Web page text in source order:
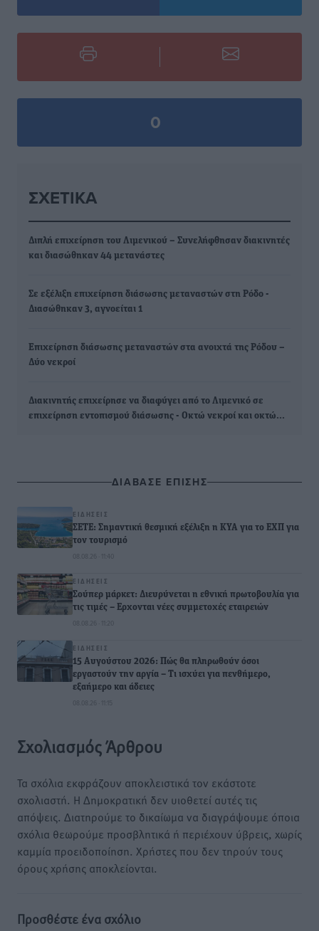
0
ΣΧΕΤΙΚΆ
Διπλή επιχείρηση του Λιμενικού – Συνελήφθησαν διακινητές
και διασώθηκαν 44 μετανάστες
Σε εξέλιξη επιχείρηση διάσωσης μεταναστών στη Ρόδο -
Διασώθηκαν 3, αγνοείται 1
Επιχείρηση διάσωσης μεταναστών στα ανοιχτά της Ρόδου –
Δύο νεκροί
Διακινητής επιχείρησε να διαφύγει από το Λιμενικό σε
επιχείρηση εντοπισμού διάσωσης - Οκτώ νεκροί και οκτώ…
ΔΙΑΒΑΣΕ ΕΠΙΣΗΣ
ΕΙΔΉΣΕΙΣ
ΣΕΤΕ: Σημαντική θεσμική εξέλιξη η ΚΥΑ για το ΕΧΠ για
τον τουρισμό
08.08.26 · 11:40
ΕΙΔΉΣΕΙΣ
Σούπερ μάρκετ: Διευρύνεται η εθνική πρωτοβουλία για
τις τιμές – Eρχονται νέες συμμετοχές εταιρειών
08.08.26 · 11:20
ΕΙΔΉΣΕΙΣ
15 Αυγούστου 2026: Πώς θα πληρωθούν όσοι
εργαστούν την αργία – Τι ισχύει για πενθήμερο,
εξαήμερο και άδειες
08.08.26 · 11:15
Σχολιασμός Άρθρου
Τα σχόλια εκφράζουν αποκλειστικά τον εκάστοτε
σχολιαστή. Η Δημοκρατική δεν υιοθετεί αυτές τις
απόψεις. Διατηρούμε το δικαίωμα να διαγράψουμε όποια
σχόλια θεωρούμε προσβλητικά ή περιέχουν ύβρεις, χωρίς
καμμία προειδοποίηση. Χρήστες που δεν τηρούν τους
όρους χρήσης αποκλείονται.
Προσθέστε ένα σχόλιο